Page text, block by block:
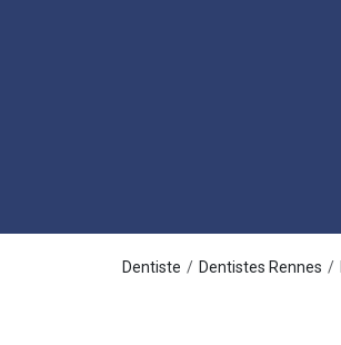
Dentiste Dentistes Rennes